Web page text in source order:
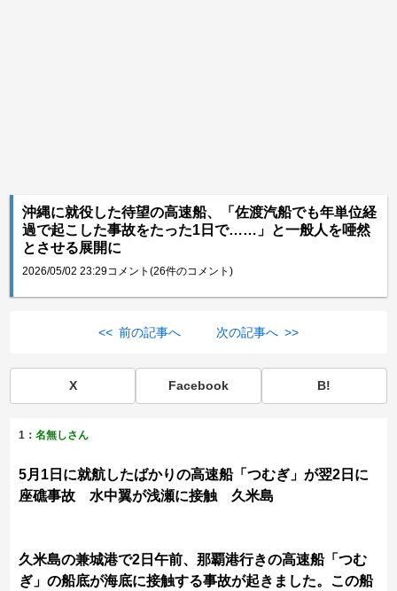
沖縄に就役した待望の高速船、「佐渡汽船でも年単位経
過で起こした事故をたった1日で……」と一般人を唖然
とさせる展開に
2026/05/02 23:29コメント(26件のコメント)
<< 前の記事へ 次の記事へ >>
X Facebook B!
1：名無しさん
5月1日に就航したばかりの高速船「つむぎ」が翌2日に
座礁事故 水中翼が浅瀬に接触 久米島
久米島の兼城港で2日午前、那覇港行きの高速船「つむ
ぎ」の船底が海底に接触する事故が起きました。この船